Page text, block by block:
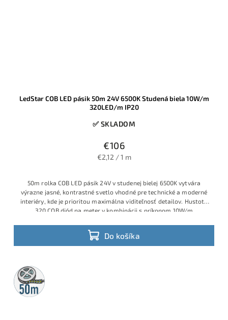
LedStar COB LED pásik 50m 24V 6500K Studená biela 10W/m
320LED/m IP20
✅ SKLADOM
€106
€2,12 / 1 m
Do košíka
50m rolka COB LED pásik 24V v studenej bielej 6500K vytvára
výrazne jasné, kontrastné svetlo vhodné pre technické a moderné
interiéry, kde je prioritou maximálna viditeľnosť detailov. Hustota
320 COB diód na meter v kombinácii s príkonom 10W/m
odleskov, vhodnú do profilov, podhľadov a dizajnových líniových
svietidiel.
50m
rolka